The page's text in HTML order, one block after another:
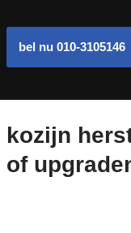
bel nu 010-3105146
kozijn
of